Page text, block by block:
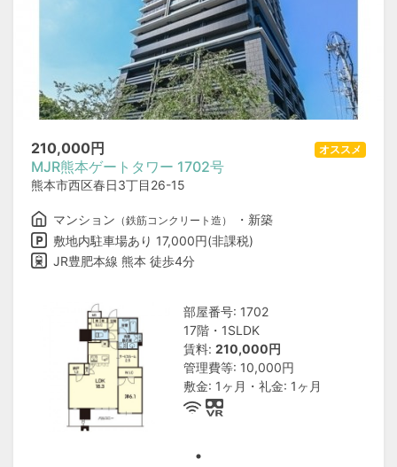
210,000円
MJR熊本ゲートタワー 1702号
熊本市西区春日3丁目26-15
オススメ
マンション （鉄筋コンクリート造）
・新築
敷地内駐車場あり 17,000円(非課税)
JR豊肥本線 熊本 徒歩4分
部屋番号: 1702
17階・1SLDK
賃料: 210,000円
管理費等: 10,000円
敷金: 1ヶ月・礼金: 1ヶ月